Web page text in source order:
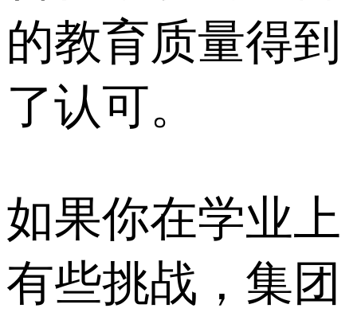
的教育质量得到
了认可。
如果你在学业上
有些挑战，集团